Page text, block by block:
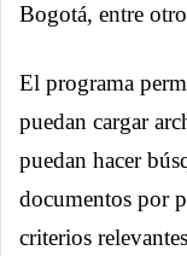
Bogotá, entre
El programa
puedan cargar
puedan hacer
documentos por
criterios